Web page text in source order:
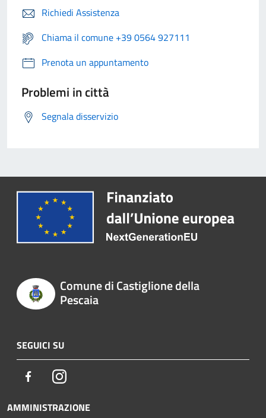
Richiedi Assistenza
Chiama il comune +39 0564 927111
Prenota un appuntamento
Problemi in città
Segnala disservizio
Comune di Castiglione della
Pescaia
SEGUICI SU
FacebookInstagram
AMMINISTRAZIONE